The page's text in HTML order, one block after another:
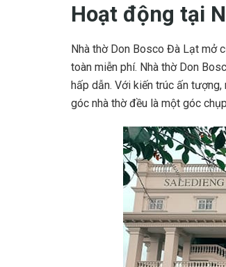
Hoạt động tại
Nhà thờ Don Bosco Đà Lạt mở
toàn miễn phí. Nhà thờ Don
hấp dẫn. Với kiến trúc ấn
góc nhà thờ đều là một góc